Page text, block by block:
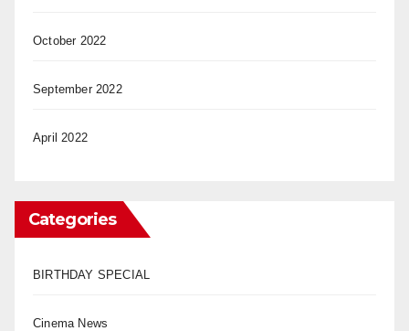
October 2022
September 2022
April 2022
Categories
BIRTHDAY SPECIAL
Cinema News